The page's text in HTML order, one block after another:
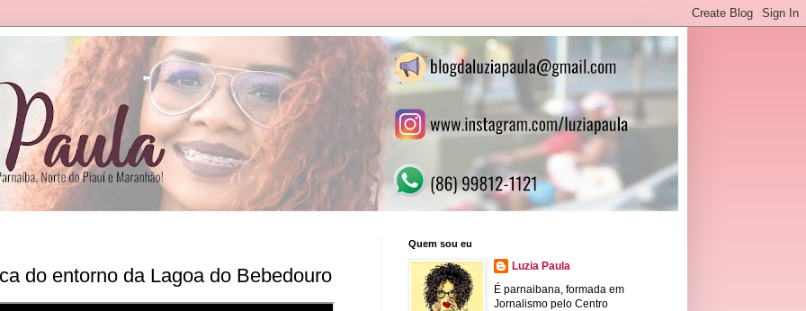
do entorno da Lagoa do Bebedouro
Quem sou eu
Luzia Paula
É parnaibana, formada em
Jornalismo pelo Centro